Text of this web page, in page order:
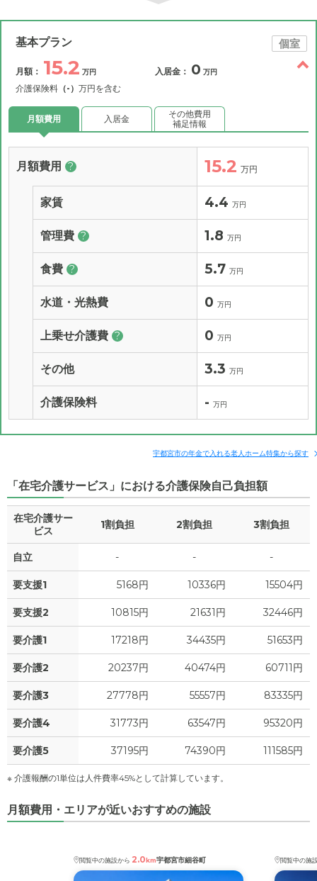
基本プラン 個室
月額： 15.2 万円
介護保険料 （-） 万円を含む
入居金： 0 万円
月額費用 入居金
その他費用
補足情報
月額費用 ? 15.2 万円
家賃 4.4 万円
管理費 ? 1.8 万円
食費 ? 5.7 万円
水道・光熱費 0 万円
上乗せ介護費 ? 0 万円
その他 3.3 万円
介護保険料 - 万円
宇都宮市の年金で入れる老人ホーム特集から探す
「在宅介護サービス」における介護保険自己負担額
在宅介護サー
ビス
1割負担 2割負担 3割負担
自立 - - -
要支援1 5168円 10336円 15504円
要支援2 10815円 21631円 32446円
要介護1 17218円 34435円 51653円
要介護2 20237円 40474円 60711円
要介護3 27778円 55557円 83335円
要介護4 31773円 63547円 95320円
要介護5 37195円 74390円 111585円
※ 介護報酬の1単位は人件費率45%として計算しています。
月額費用・エリアが近いおすすめの施設
閲覧中の施設から 2.0km宇都宮市細谷町 閲覧中の施